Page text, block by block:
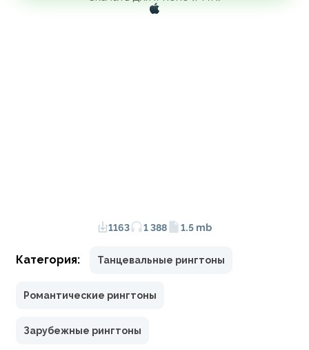
1163 1 388 1.5 mb
Категория: Танцевальные рингтоны
Романтические рингтоны
Зарубежные рингтоны